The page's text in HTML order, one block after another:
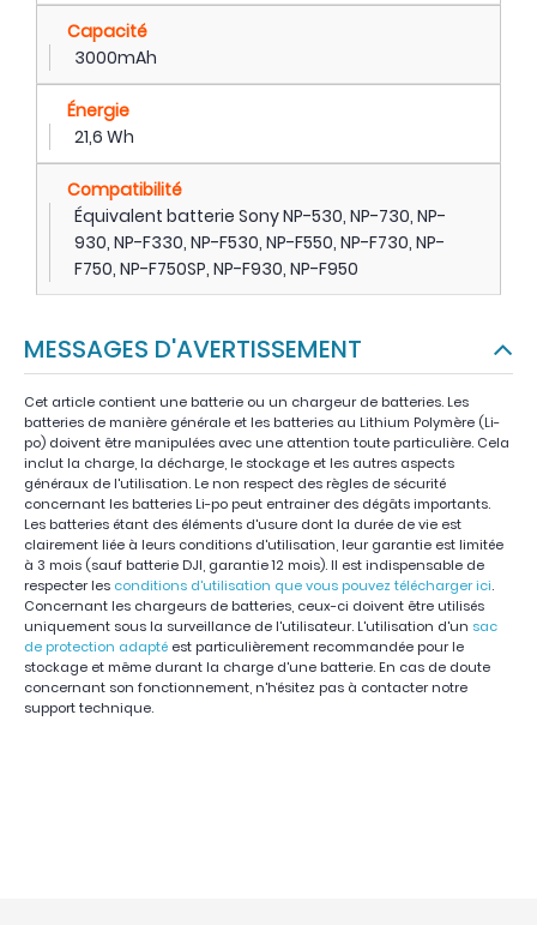
Capacité
3000mAh
Énergie
21,6 Wh
Compatibilité
Équivalent batterie Sony NP-530, NP-730, NP-
930, NP-F330, NP-F530, NP-F550, NP-F730, NP-
F750, NP-F750SP, NP-F930, NP-F950
MESSAGES D'AVERTISSEMENT
Cet article contient une batterie ou un chargeur de batteries. Les
batteries de manière générale et les batteries au Lithium Polymère (Li-
po) doivent être manipulées avec une attention toute particulière. Cela
inclut la charge, la décharge, le stockage et les autres aspects
généraux de l'utilisation. Le non respect des règles de sécurité
concernant les batteries Li-po peut entrainer des dégâts importants.
Les batteries étant des éléments d'usure dont la durée de vie est
clairement liée à leurs conditions d'utilisation, leur garantie est limitée
à 3 mois (sauf batterie DJI, garantie 12 mois). Il est indispensable de
respecter les conditions d'utilisation que vous pouvez télécharger ici.
Concernant les chargeurs de batteries, ceux-ci doivent être utilisés
uniquement sous la surveillance de l'utilisateur. L'utilisation d'un sac
de protection adapté est particulièrement recommandée pour le
stockage et même durant la charge d'une batterie. En cas de doute
concernant son fonctionnement, n'hésitez pas à contacter notre
support technique.